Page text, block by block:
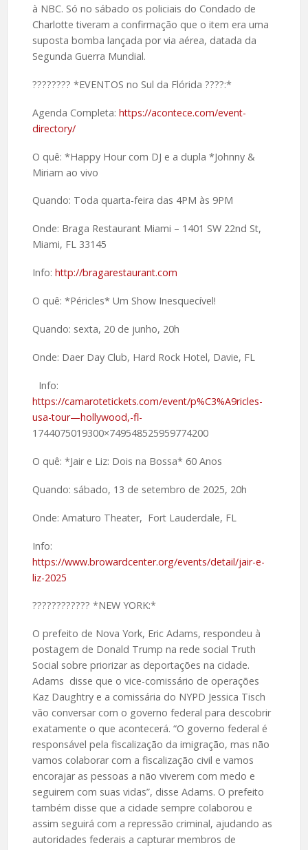
à NBC. Só no sábado os policiais do Condado de
Charlotte tiveram a confirmação que o item era uma
suposta bomba lançada por via aérea, datada da
Segunda Guerra Mundial.
????️???? *EVENTOS no Sul da Flórida ????:*
Agenda Completa: https://acontece.com/event-
directory/
O quê: *Happy Hour com DJ e a dupla *Johnny &
Miriam ao vivo
Quando: Toda quarta-feira das 4PM às 9PM
Onde: Braga Restaurant Miami – 1401 SW 22nd St,
Miami, FL 33145
Info: http://bragarestaurant.com
O quê: *Péricles* Um Show Inesquecível!
Quando: sexta, 20 de junho, 20h
Onde: Daer Day Club, Hard Rock Hotel, Davie, FL
Info:
https://camarotetickets.com/event/p%C3%A9ricles-
usa-tour—hollywood,-fl-
1744075019300×749548525959774200
O quê: *Jair e Liz: Dois na Bossa* 60 Anos
Quando: sábado, 13 de setembro de 2025, 20h
Onde: Amaturo Theater, Fort Lauderdale, FL
Info:
https://www.browardcenter.org/events/detail/jair-e-
liz-2025
????️???????? *NEW YORK:*
O prefeito de Nova York, Eric Adams, respondeu à
postagem de Donald Trump na rede social Truth
Social sobre priorizar as deportações na cidade.
Adams disse que o vice-comissário de operações
Kaz Daughtry e a comissária do NYPD Jessica Tisch
vão conversar com o governo federal para descobrir
exatamente o que acontecerá. “O governo federal é
responsável pela fiscalização da imigração, mas não
vamos colaborar com a fiscalização civil e vamos
encorajar as pessoas a não viverem com medo e
seguirem com suas vidas”, disse Adams. O prefeito
também disse que a cidade sempre colaborou e
assim seguirá com a repressão criminal, ajudando as
autoridades federais a capturar membros de